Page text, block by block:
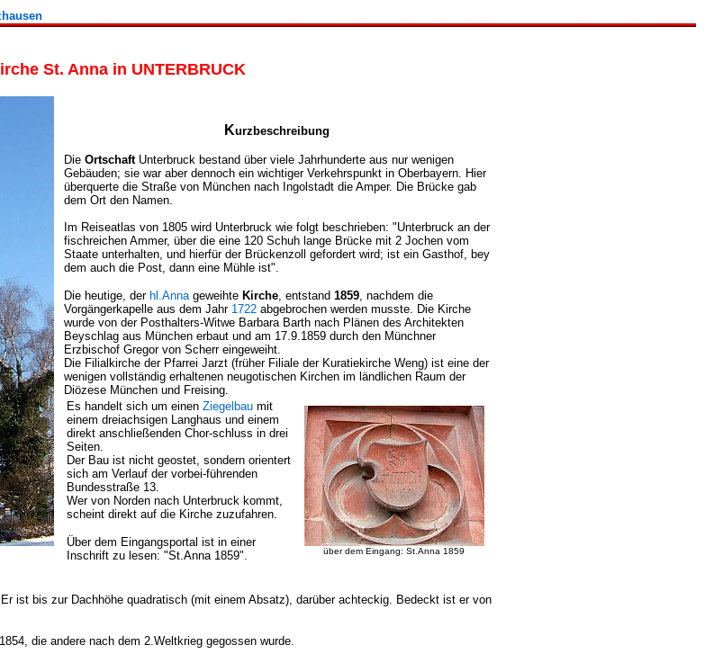
St. Anna in UNTERBRUCK
Kurzbeschreibung
Die OrtschaftUnterbruck bestand über viele Jahrhunderte aus nur wenigen
Gebäuden; sie war aber dennoch ein wichtiger Verkehrspunkt in Oberbayern. Hier
überquerte die Straße von München nach Ingolstadt die Amper. Die Brücke gab
dem Ort den Namen.
Im Reiseatlas von 1805 wird Unterbruck wie folgt beschrieben: "Unterbruck an der
fischreichen Ammer, über die eine 120 Schuh lange Brücke mit 2 Jochen vom
Staate unterhalten, und hierfür der Brückenzoll gefordert wird; ist ein Gasthof, bey
dem auch die Post, dann eine Mühle ist".
Die heutige, der hl.Annageweihte Kirche, entstand 1859, nachdem die
Vorgängerkapelle aus dem Jahr 1722abgebrochen werden musste. Die Kirche
wurde von der Posthalters-Witwe Barbara Barth nach Plänen des Architekten
Beyschlag aus München erbaut und am 17.9.1859 durch den Münchner
Erzbischof Gregor von Scherr eingeweiht.
Die Filialkirche der Pfarrei Jarzt (früher Filiale der Kuratiekirche Weng) ist eine der
wenigen vollständig erhaltenen neugotischen Kirchen im ländlichen Raum der
Diözese München und Freising.
Es handelt sich um einen Ziegelbaumit
einem dreiachsigen Langhaus und einem
direkt anschließenden Chor-schluss in drei
Seiten.
Der Bau ist nicht geostet, sondern orientert
sich am Verlauf der vorbei-führenden
Bundesstraße 13.
Wer von Norden nach Unterbruck kommt,
scheint direkt auf die Kirche zuzufahren.
Über dem Eingangsportal ist in einer
Inschrift zu lesen: "St.Anna 1859".
über dem Eingang: St.Anna 1859
ist bis zur Dachhöhe quadratisch (mit einem Absatz), darüber achteckig. Bedeckt ist er von
die andere nach dem 2.Weltkrieg gegossen wurde.